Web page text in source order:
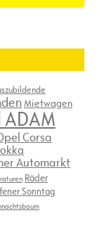
Mietwagen
Corsa
Automarkt
Räder
Sonntag